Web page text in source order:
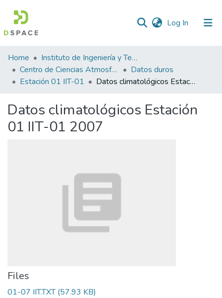
Log In (current)
Statistics
Home
Instituto de Ingeniería y Tecnología
Centro de Ciencias Atmosféricas y Tecnologías Verdes
Datos duros
Estación 01 IIT-01
Datos climatológicos Estación 01 IIT-01 2007
Datos climatológicos Estación
01 IIT-01 2007
Files
01-07 IIT.TXT(57.93 KB)